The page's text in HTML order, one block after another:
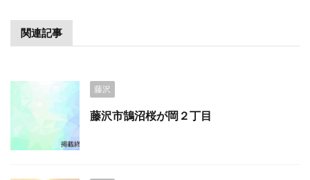
関連記事
藤沢
藤沢市鵠沼桜が岡２丁目